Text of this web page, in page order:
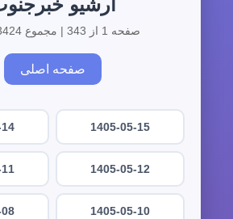
آرشیو
صفحه 1 از 343 | مجموع 3424 آرشیو
صفحه اصلی
1405-05-15
1405-05-12
1405-05-10